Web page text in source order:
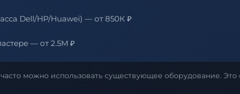
Dell/HP/Huawei) — от 850К ₽
— от 2.5М ₽
можно использовать существующее оборудование. Это
на стратегию